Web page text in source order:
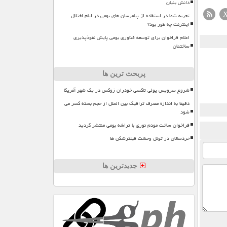
دانش بنیان
تجربه شما در استفاده از پیامرسان های بومی در ایام اختلال
اینترنت چه طور بود؟
اعلام فراخوان برای توسعه فناوری بومی پایش نفوذپذیری
ساختمان
پربحث ترین ها
شروع سرویس پولی تاکسی خودران زوکس در یک شهر آمریکا
دقیقا به اندازه مصرف ترافیک بین الملل از حجم بسته کسر می
شود
فراخوان ساخت مودم نوری با تراشه بومی منتشر گردید
خردسالان در تونل وحشت فیلترشکن ها
جدیدترین ها